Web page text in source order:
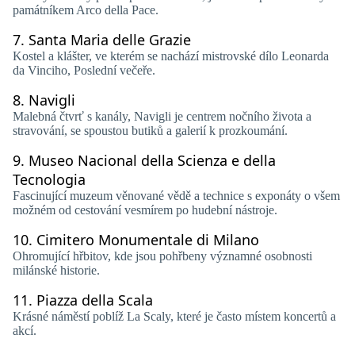
památníkem Arco della Pace.
7. Santa Maria delle Grazie
Kostel a klášter, ve kterém se nachází mistrovské dílo Leonarda
da Vinciho, Poslední večeře.
8. Navigli
Malebná čtvrť s kanály, Navigli je centrem nočního života a
stravování, se spoustou butiků a galerií k prozkoumání.
9. Museo Nacional della Scienza e della
Tecnologia
Fascinující muzeum věnované vědě a technice s exponáty o všem
možném od cestování vesmírem po hudební nástroje.
10. Cimitero Monumentale di Milano
Ohromující hřbitov, kde jsou pohřbeny významné osobnosti
milánské historie.
11. Piazza della Scala
Krásné náměstí poblíž La Scaly, které je často místem koncertů a
akcí.